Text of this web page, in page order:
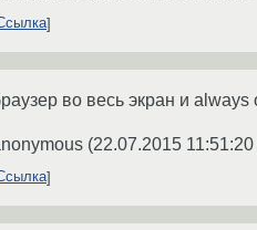
во весь экран и always
(22.07.2015